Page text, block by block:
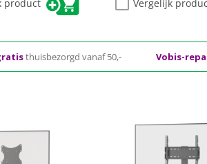
product Vergelijk
thuisbezorgd vanaf 50,- Vobis-